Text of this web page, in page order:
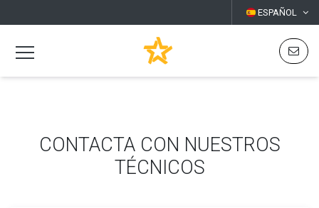
ESPAÑOL
CONTACTA CON NUESTROS
TÉCNICOS